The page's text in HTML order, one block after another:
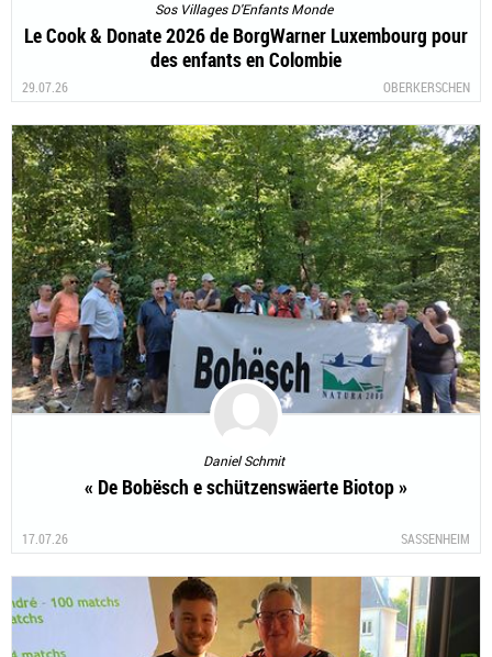
Sos Villages D'Enfants Monde
Le Cook & Donate 2026 de BorgWarner Luxembourg pour
des enfants en Colombie
29.07.26 OBERKERSCHEN
Daniel Schmit
« De Bobësch e schützenswäerte Biotop »
17.07.26 SASSENHEIM